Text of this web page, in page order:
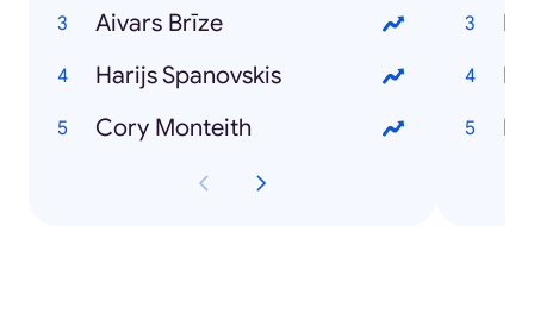
Aivars Brīze
Harijs Spanovskis
Cory Monteith